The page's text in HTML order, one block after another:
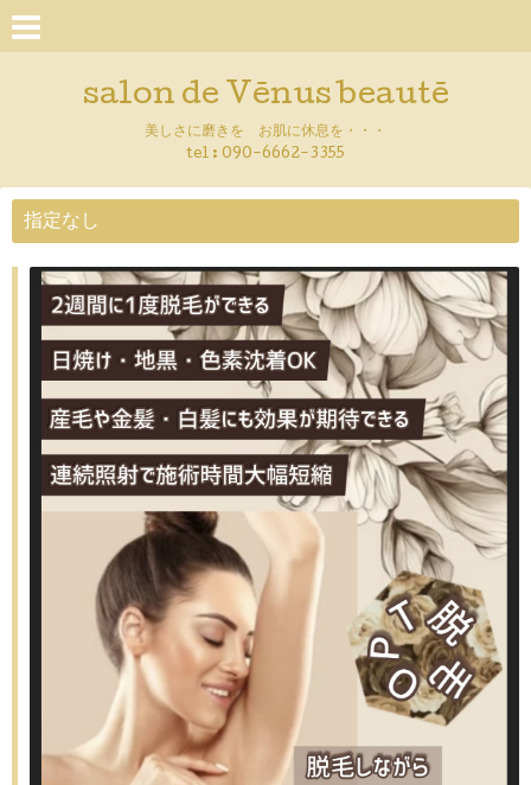
salon de Vēnus beautē
美しさに磨きを お肌に休息を・・・
tel : 090-6662-3355
指定なし